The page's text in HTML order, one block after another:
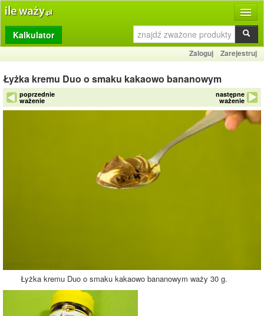
Produkty
Dziennik
Przelicznik
Porównywarka
Kalkulator
Zaloguj Zarejestruj
Łyżka kremu Duo o smaku kakaowo bananowym
poprzednie
ważenie
następne
ważenie
Łyżka kremu Duo o smaku kakaowo bananowym waży 30 g.